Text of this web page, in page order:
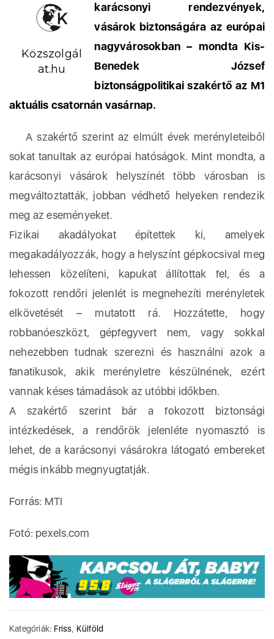
Közszolgál
at.hu
karácsonyi rendezvények,
vásárok biztonságára az európai
nagyvárosokban – mondta Kis-
Benedek József
biztonságpolitikai szakértő az M1
aktuális csatornán vasárnap.
A szakértő szerint az elmúlt évek merényleteiből
sokat tanultak az európai hatóságok. Mint mondta, a
karácsonyi vásárok helyszínét több városban is
megváltoztatták, jobban védhető helyeken rendezik
meg az eseményeket.
Fizikai akadályokat építettek ki, amelyek
megakadályozzák, hogy a helyszínt gépkocsival meg
lehessen közelíteni, kapukat állítottak fel, és a
fokozott rendőri jelenlét is megnehezíti merényletek
elkövetését – mutatott rá. Hozzátette, hogy
robbanóeszközt, gépfegyvert nem, vagy sokkal
nehezebben tudnak szerezni és használni azok a
fanatikusok, akik merényletre készülnének, ezért
vannak késes támadások az utóbbi időkben.
A szakértő szerint bár a fokozott biztonsági
intézkedések, a rendőrök jelenléte nyomasztó is
lehet, de a karácsonyi vásárokra látogató embereket
mégis inkább megnyugtatják.
Forrás: MTI
Fotó: pexels.com
Kategóriák: Friss Külföld